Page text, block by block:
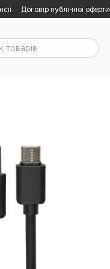
Договір публічної оферти